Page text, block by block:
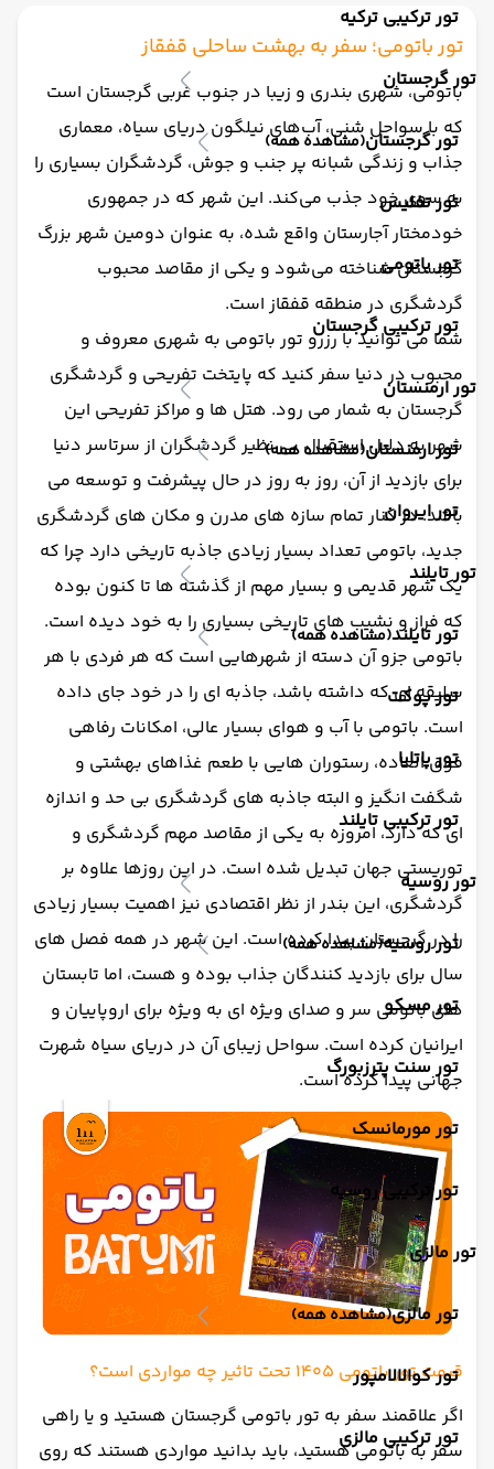
تور ترکیبی ترکیه
تور گرجستان
تور گرجستان(مشاهده همه)
تور تفلیس
تور باتومی
تور ترکیبی گرجستان
تور ارمنستان
تور ارمنستان(مشاهده همه)
تور ایروان
تور تایلند
تور تایلند(مشاهده همه)
تور پوکت
تور پاتایا
تور ترکیبی تایلند
تور روسیه
تور روسیه(مشاهده همه)
تور مسکو
تور سنت پترزبورگ
تور مورمانسک
تور ترکیبی روسیه
تور مالزی
تور مالزی(مشاهده همه)
تور کوالالامپور
تور ترکیبی مالزی
تور باتومی؛ سفر به بهشت ساحلی قفقاز
باتومی، شهری بندری و زیبا در جنوب غربی گرجستان است
که با سواحل شنی، آب‌های نیلگون دریای سیاه، معماری
جذاب و زندگی شبانه پر جنب و جوش، گردشگران بسیاری را
به سوی خود جذب می‌کند. این شهر که در جمهوری
خودمختار آجارستان واقع شده، به عنوان دومین شهر بزرگ
گرجستان شناخته می‌شود و یکی از مقاصد محبوب
گردشگری در منطقه قفقاز است.
شما می توانید با رزرو تور باتومی به شهری معروف و
محبوب در دنیا سفر کنید که پایتخت تفریحی و گردشگری
گرجستان به شمار می رود. هتل ها و مراکز تفریحی این
شهر به دلیل استقبال بی نظیر گردشگران از سرتاسر دنیا
برای بازدید از آن، روز به روز در حال پیشرفت و توسعه می
باشد. در کنار تمام سازه های مدرن و مکان های گردشگری
جدید، باتومی تعداد بسیار زیادی جاذبه تاریخی دارد چرا که
یک شهر قدیمی و بسیار مهم از گذشته ها تا کنون بوده
که فراز و نشیب های تاریخی بسیاری را به خود دیده است.
باتومی جزو آن دسته از شهرهایی است که هر فردی با هر
سلیقه ای که داشته باشد، جاذبه ای را در خود جای داده
است. باتومی با آب و هوای بسیار عالی، امکانات رفاهی
فوق العاده، رستوران هایی با طعم غذاهای بهشتی و
شگفت انگیز و البته جاذبه های گردشگری بی حد و اندازه
ای که دارد، امروزه به یکی از مقاصد مهم گردشگری و
توریستی جهان تبدیل شده است. در این روزها علاوه بر
گردشگری، این بندر از نظر اقتصادی نیز اهمیت بسیار زیادی
را در گرجستان پیدا کرده است. این شهر در همه فصل های
سال برای بازدید کنندگان جذاب بوده و هست، اما تابستان
های باتومی سر و صدای ویژه ای به ویژه برای اروپاییان و
ایرانیان کرده است. سواحل زیبای آن در دریای سیاه شهرت
جهانی پیدا کرده است.
قیمت تور باتومی 1405 تحت تاثیر چه مواردی است؟
اگر علاقمند سفر به تور باتومی گرجستان هستید و یا راهی
سفر به باتومی هستید، باید بدانید مواردی هستند که روی